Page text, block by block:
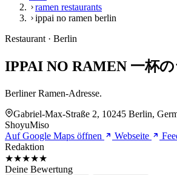
ramen restaurants
ippai no ramen berlin
Restaurant · Berlin
IPPAI NO RAMEN 一杯
Berliner Ramen-Adresse.
Gabriel-Max-Straße 2, 10245 Berlin,
ShoyuMiso
Auf Google Maps öffnen
Webseite
Redaktion
★★★★★
Deine Bewertung